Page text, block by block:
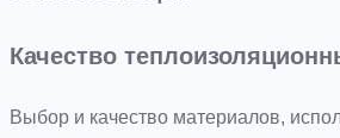
Качество
Выбор и качество материалов,